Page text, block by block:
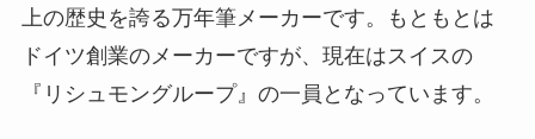
上の歴史を誇る万年筆メーカーです。もともとは
ドイツ創業のメーカーですが、現在はスイスの
『リシュモングループ』の一員となっています。